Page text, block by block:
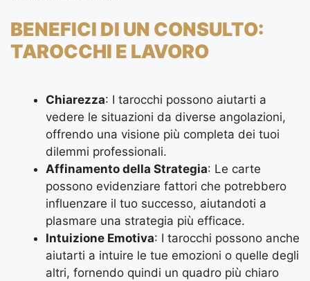
BENEFICI DI UN CONSULTO:
TAROCCHI E LAVORO
Chiarezza: I tarocchi possono aiutarti a
vedere le situazioni da diverse angolazioni,
offrendo una visione più completa dei tuoi
dilemmi professionali.
Affinamento della Strategia: Le carte
possono evidenziare fattori che potrebbero
influenzare il tuo successo, aiutandoti a
plasmare una strategia più efficace.
Intuizione Emotiva: I tarocchi possono anche
aiutarti a intuire le tue emozioni o quelle degli
altri, fornendo quindi un quadro più chiaro